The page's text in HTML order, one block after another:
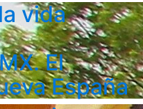
vida
El
España